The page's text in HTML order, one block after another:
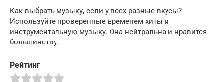
Как выбрать музыку, если у всех разные вкусы?
Используйте проверенные временем хиты и
инструментальную музыку. Она нейтральна и нравится
большинству.
Рейтинг